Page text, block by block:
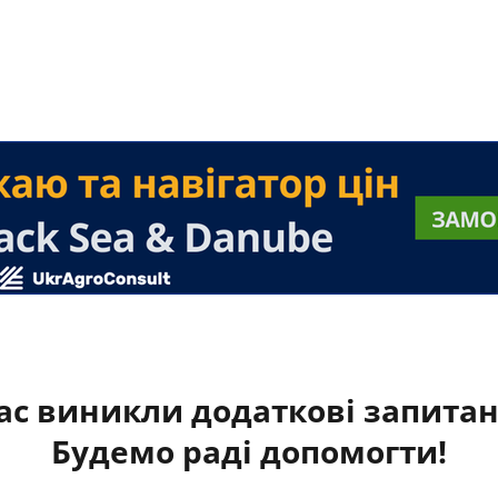
виникли додаткові
Будемо раді допомогти!